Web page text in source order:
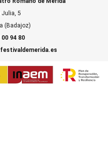
Julia, 5
(Badajoz)
94 80